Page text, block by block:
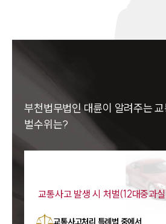
부천법무법인 대륜이 알려주는
벌수위는?
교통사고 발생 시 처벌(12대중과
교통사고처리 특례법 중에서